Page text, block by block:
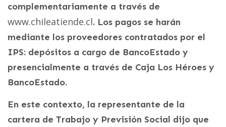
complementariamente a través de
www.chileatiende.cl. Los pagos se harán
mediante los proveedores contratados por el
IPS: depósitos a cargo de BancoEstado y
presencialmente a través de Caja Los Héroes y
BancoEstado.
En este contexto, la representante de la
cartera de Trabajo y Previsión Social dijo que